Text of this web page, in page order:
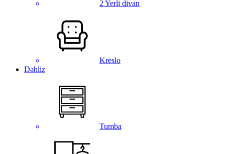
2 Yerli divan
Kreslo
Dəhliz
Tumba